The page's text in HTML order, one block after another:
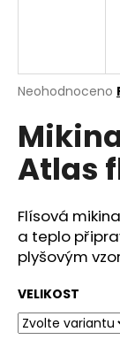
Průměrné
produktu
je
0,0
z
hvězdiček.
Neohodnoceno
Atlas
Flísová
a teplo
plyšovým
VELIKOST
í
t
o
p
o